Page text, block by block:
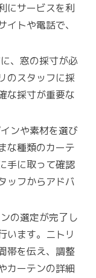
にサービスを利
トや電話で、
、窓の採寸が必
のスタッフに採
な採寸が重要な
ンや素材を選び
な種類のカーテ
手に取って確認
ッフからアドバ
の選定が完了し
います。ニトリ
帯を伝え、調整
カーテンの詳細